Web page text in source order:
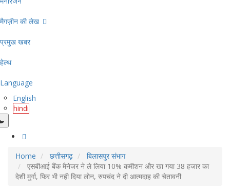
मैगज़ीन की लेख
प्रमुख खबर
हेल्थ
Language
English
hindi
Home छत्तीसगढ़
बिलासपुर संभाग
एसबीआई बैंक मैनेजर ने ले लिया 10% कमीशन और खा गया 38 हजार का
देशी मुर्गा, फिर भी नही दिया लोन, रुपचंद ने दी आत्मदाह की चेतावनी